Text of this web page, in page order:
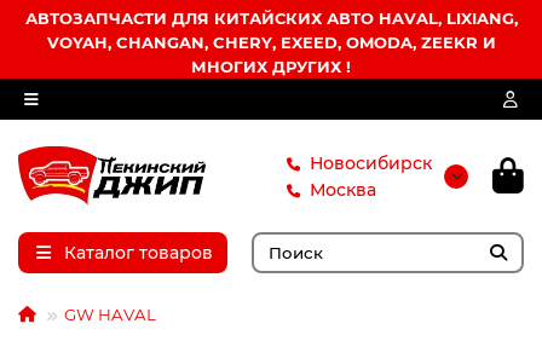
АВТОЗАПЧАСТИ ДЛЯ КИТАЙСКИХ АВТО HAVAL, LIXIANG,
VOYAH, CHANGAN, CHERY, EXEED, OMODA, ZEEKR И
МНОГИХ ДРУГИХ !
Новосибирск
Москва
Каталог товаров
GW HAVAL